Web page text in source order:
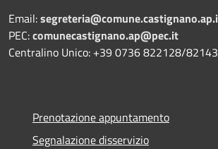
Email:
PEC:comunecastignano.ap@pec.it
Centralino Unico: +39 0736 822128/
Prenotazione appuntamento
Segnalazione disservizio